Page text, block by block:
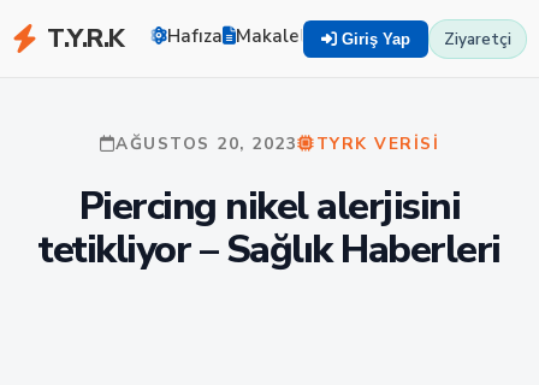
T.Y.R.K Hafıza Makaleler Zekayı Eğit TYRK
Giriş Yap Ziyaretçi
AĞUSTOS 20, 2023 TYRK VERISI
Piercing nikel alerjisini
tetikliyor – Sağlık Haberleri